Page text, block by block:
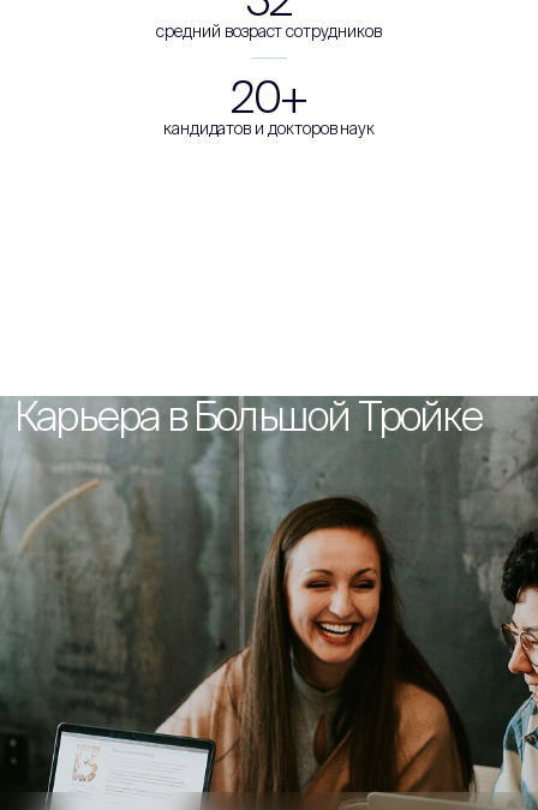
средний возраст сотрудников
20+
кандидатов и докторов наук
Карьера в Большой Тройке